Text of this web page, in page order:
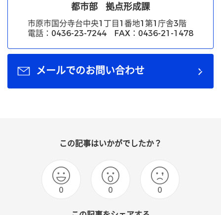
都市部 拠点形成課
市原市国分寺台中央1丁目1番地1第1庁舎3階
電話：0436-23-7244 FAX：0436-21-1478
メールでのお問い合わせ
この記事はいかがでしたか？
0 0 0